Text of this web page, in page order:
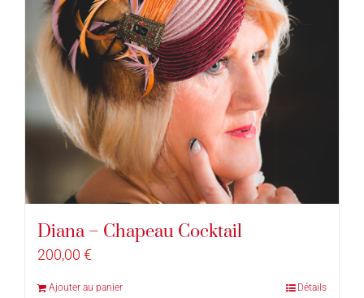
Diana – Chapeau Cocktail
200,00 €
Ajouter au panier Détails